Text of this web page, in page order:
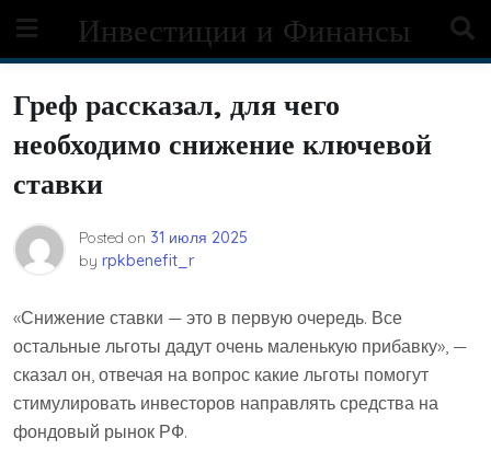
content
Инвестиции и Финансы
Греф рассказал, для чего
необходимо снижение ключевой
ставки
Posted on 31 июля 2025
by rpkbenefit_r
«Снижение ставки — это в первую очередь. Все
остальные льготы дадут очень маленькую прибавку», —
сказал он, отвечая на вопрос какие льготы помогут
стимулировать инвесторов направлять средства на
фондовый рынок РФ.